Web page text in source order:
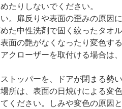
たりしないでください。
扉反りや表面の歪みの原因に
中性洗剤で固く絞ったタオル
の艶がなくなったり変色す
クローザーを取付ける場合
ッパーを、ドアが閉まる勢
は、表面の日焼けによる変
ださい。しみや変色の原因と